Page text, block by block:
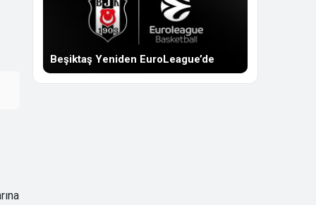
Beşiktaş Yeniden EuroLeague’de